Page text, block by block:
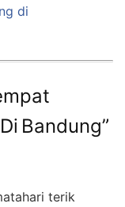
di
Bandung”
terik